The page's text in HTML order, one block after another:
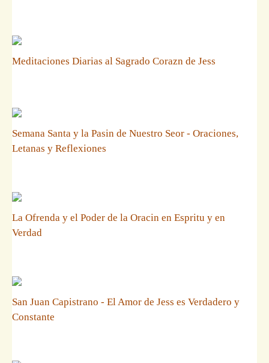
Meditaciones Diarias al Sagrado Corazn de Jess
Semana Santa y la Pasin de Nuestro Seor - Oraciones,
Letanas y Reflexiones
La Ofrenda y el Poder de la Oracin en Espritu y en
Verdad
San Juan Capistrano - El Amor de Jess es Verdadero y
Constante